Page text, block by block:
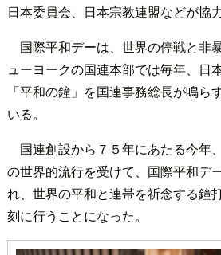
日本委員会、日本宗教連盟などが協力
国際平和デーは、世界の停戦と非
ューヨークの国連本部では毎年、日
「平和の鐘」を国連事務総長が鳴ら
いる。
国連創設から７５年にあたる今年
の世界的流行を受けて、国際平和デ
れ、世界の平和と連帯を祈念する鐘
刻に行うことになった。